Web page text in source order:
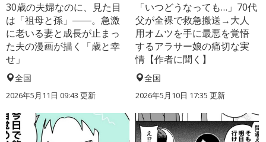
30歳の夫婦なのに、見た目
は「祖母と孫」――。急激
に老いる妻と成長が止まっ
た夫の漫画が描く「歳と幸
せ」
全国
2026年5月11日 09:43 更新
「いつどうなっても…」70代
父が全裸で救急搬送→大人
用オムツを手に最悪を覚悟
するアラサー娘の痛切な実
情【作者に聞く】
全国
2026年5月10日 17:35 更新